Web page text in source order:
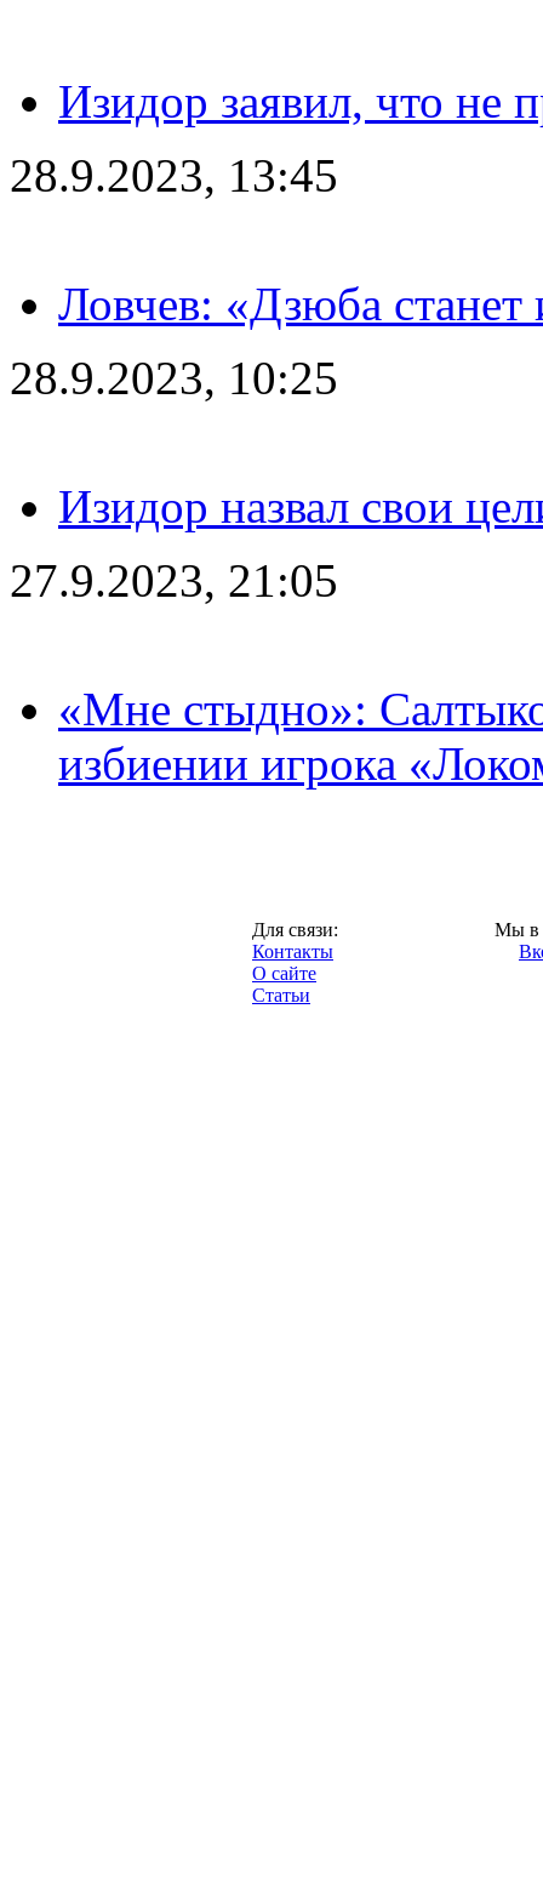
Изидор заявил, что не
28.9.2023, 13:45
Ловчев: «Дзюба станет
28.9.2023, 10:25
Изидор назвал свои
27.9.2023, 21:05
«Мне стыдно»:
избиении игрока
Для связи:
Контакты
О сайте
Статьи
Мы в